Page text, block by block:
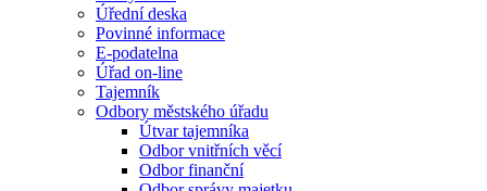
Úřední deska
Povinné informace
E-podatelna
Úřad on-line
Tajemník
Odbory městského úřadu
Útvar tajemníka
Odbor vnitřních věcí
Odbor finanční